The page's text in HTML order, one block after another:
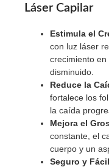
Láser Capilar
Estimula el
con luz láser
crecimiento
disminuido.
Reduce la
fortalece los
la caída
Mejora el
constante, el
cuerpo y un
Seguro y